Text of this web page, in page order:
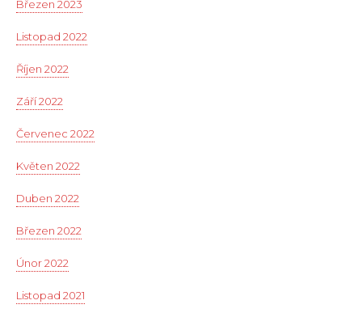
Březen 2023
Listopad 2022
Říjen 2022
Září 2022
Červenec 2022
Květen 2022
Duben 2022
Březen 2022
Únor 2022
Listopad 2021